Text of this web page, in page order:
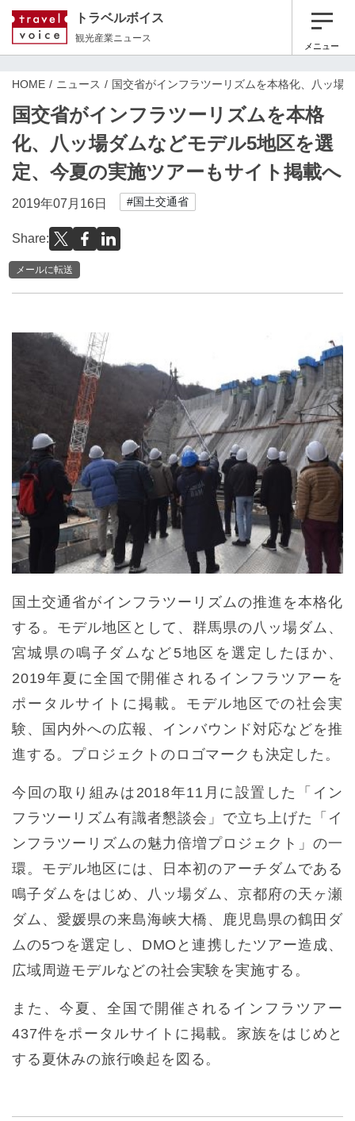
トラベルボイス
観光産業ニュース
メニュー
HOME ニュース 国交省がインフラツーリズムを本格化、八ッ場
国交省がインフラツーリズムを本格
化、八ッ場ダムなどモデル5地区を選
定、今夏の実施ツアーもサイト掲載へ
2019年07月16日 #国土交通省
Share:
メールに転送
国土交通省がインフラツーリズムの推進を本格化
する。モデル地区として、群馬県の八ッ場ダム、
宮城県の鳴子ダムなど5地区を選定したほか、
2019年夏に全国で開催されるインフラツアーを
ポータルサイトに掲載。モデル地区での社会実
験、国内外への広報、インバウンド対応などを推
進する。プロジェクトのロゴマークも決定した。
今回の取り組みは2018年11月に設置した「イン
フラツーリズム有識者懇談会」で立ち上げた「イ
ンフラツーリズムの魅力倍増プロジェクト」の一
環。モデル地区には、日本初のアーチダムである
鳴子ダムをはじめ、八ッ場ダム、京都府の天ヶ瀬
ダム、愛媛県の来島海峡大橋、鹿児島県の鶴田ダ
ムの5つを選定し、DMOと連携したツアー造成、
広域周遊モデルなどの社会実験を実施する。
また、今夏、全国で開催されるインフラツアー
437件をポータルサイトに掲載。家族をはじめと
する夏休みの旅行喚起を図る。